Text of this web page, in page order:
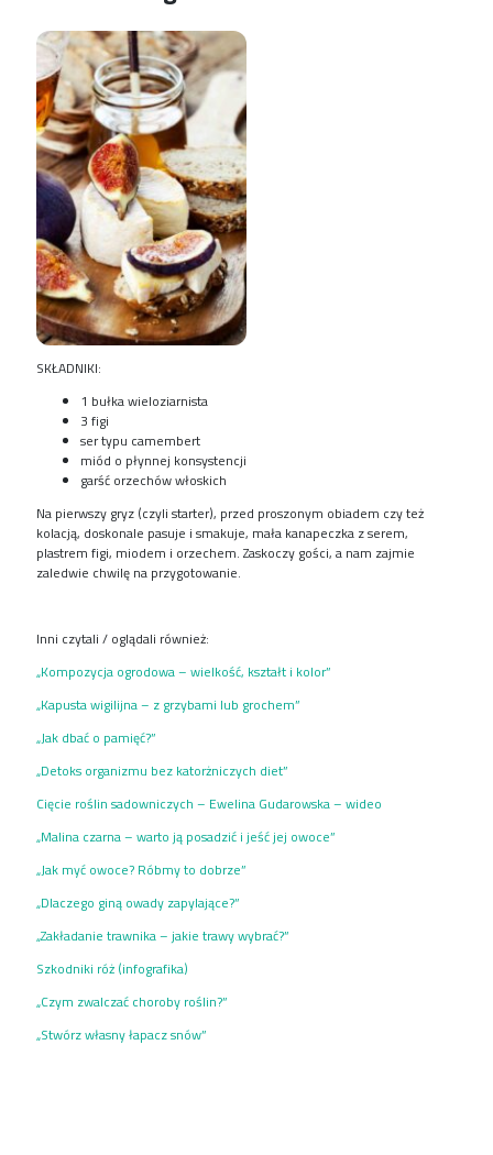
SKŁADNIKI:
1 bułka wieloziarnista
3 figi
ser typu camembert
miód o płynnej konsystencji
garść orzechów włoskich
Na pierwszy gryz (czyli starter), przed proszonym obiadem czy też
kolacją, doskonale pasuje i smakuje, mała kanapeczka z serem,
plastrem figi, miodem i orzechem. Zaskoczy gości, a nam zajmie
zaledwie chwilę na przygotowanie.
Inni czytali / oglądali również:
„Kompozycja ogrodowa – wielkość, kształt i kolor”
„Kapusta wigilijna – z grzybami lub grochem”
„Jak dbać o pamięć?”
„Detoks organizmu bez katorżniczych diet”
Cięcie roślin sadowniczych – Ewelina Gudarowska – wideo
„Malina czarna – warto ją posadzić i jeść jej owoce”
„Jak myć owoce? Róbmy to dobrze”
„Dlaczego giną owady zapylające?”
„Zakładanie trawnika – jakie trawy wybrać?”
Szkodniki róż (infografika)
„Czym zwalczać choroby roślin?”
„Stwórz własny łapacz snów”